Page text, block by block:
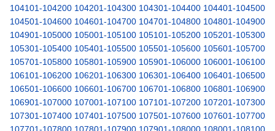
104101-104200 104201-104300 104301-104400 104401-104500
104501-104600 104601-104700 104701-104800 104801-104900
104901-105000 105001-105100 105101-105200 105201-105300
105301-105400 105401-105500 105501-105600 105601-105700
105701-105800 105801-105900 105901-106000 106001-106100
106101-106200 106201-106300 106301-106400 106401-106500
106501-106600 106601-106700 106701-106800 106801-106900
106901-107000 107001-107100 107101-107200 107201-107300
107301-107400 107401-107500 107501-107600 107601-107700